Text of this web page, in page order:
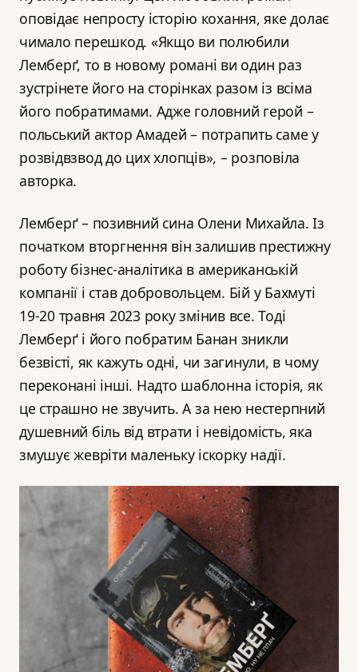
оповідає непросту історію кохання, яке долає
чимало перешкод. «Якщо ви полюбили
Лемберґ, то в новому романі ви один раз
зустрінете його на сторінках разом із всіма
його побратимами. Адже головний герой –
польський актор Амадей – потрапить саме у
розвідвзвод до цих хлопців», – розповіла
авторка.
Лемберґ – позивний сина Олени Михайла. Із
початком вторгнення він залишив престижну
роботу бізнес-аналітика в американській
компанії і став добровольцем. Бій у Бахмуті
19-20 травня 2023 року змінив все. Тоді
Лемберґ і його побратим Банан зникли
безвісті, як кажуть одні, чи загинули, в чому
переконані інші. Надто шаблонна історія, як
це страшно не звучить. А за нею нестерпний
душевний біль від втрати і невідомість, яка
змушує жевріти маленьку іскорку надії.